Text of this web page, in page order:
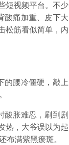
短视频平台。不少
酸痛加重、皮下大
松筋看似简单，内
腰冷僵硬，敲上
胀难忍，刷到剧
热，大爷误以为起
满紫黑瘀斑。